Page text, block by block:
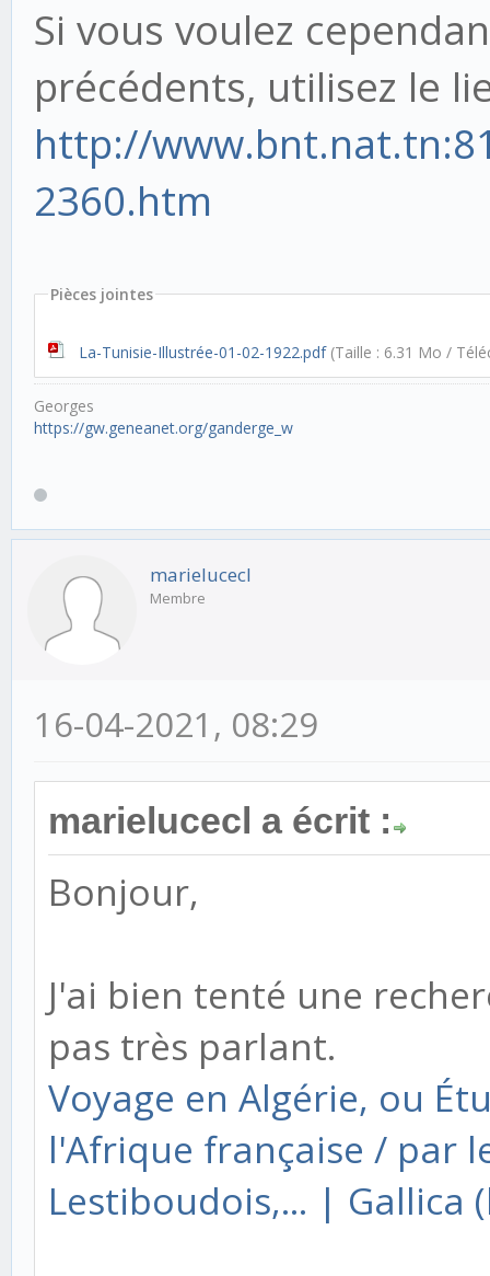
Si vous voulez
précédents, utilisez le
http://
2360.htm
Pièces jointes
La-Tunisie-Illustrée-01-02-1922.pdf(Taille : 6.31 Mo /
Georges
https://gw.geneanet.org/ganderge_w
marielucecl
Membre
16-04-2021, 08:29
marielucecl a écrit :
Bonjour,
J'ai bien tenté une
pas très parlant.
Voyage en Algérie, ou
l'Afrique française / par
Lestiboudois,... | Gallica